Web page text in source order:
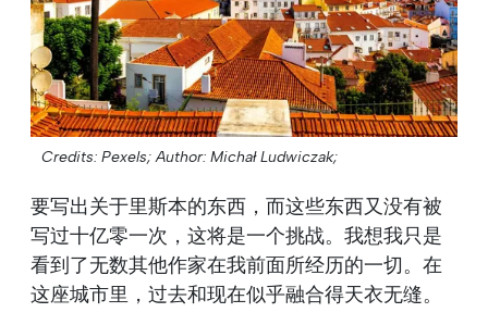
Credits: Pexels; Author: Michał Ludwiczak;
要写出关于里斯本的东西，而这些东西又没有被
写过十亿零一次，这将是一个挑战。我想我只是
看到了无数其他作家在我前面所经历的一切。在
这座城市里，过去和现在似乎融合得天衣无缝。